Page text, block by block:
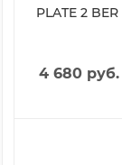
PLATE 2 BER
4 680 руб.